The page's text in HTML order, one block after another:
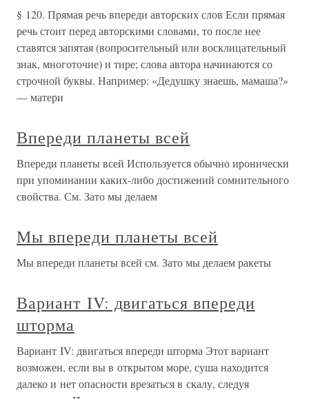
§ 120. Прямая речь впереди авторских слов Если прямая
речь стоит перед авторскими словами, то после нее
ставятся запятая (вопросительный или восклицательный
знак, многоточие) и тире; слова автора начинаются со
строчной буквы. Например: «Дедушку знаешь, мамаша?»
— матери
Впереди планеты всей
Впереди планеты всей Используется обычно иронически
при упоминании каких-либо достижений сомнительного
свойства. См. Зато мы делаем
Мы впереди планеты всей
Мы впереди планеты всей см. Зато мы делаем ракеты
Вариант IV: двигаться впереди
шторма
Вариант IV: двигаться впереди шторма Этот вариант
возможен, если вы в открытом море, суша находится
далеко и нет опасности врезаться в скалу, следуя